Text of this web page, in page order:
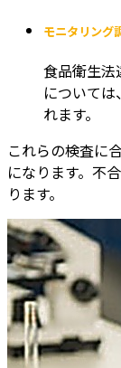
モニタリング
食品衛生法
について
れます。
これらの検査に
になります。不
ります。